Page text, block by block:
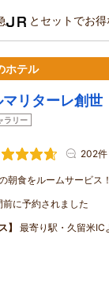
とセットでお
ホテル
マリターレ創
ラリー
202件
朝食をルームサービス
前に予約されました
】
最寄り駅・久留米IC